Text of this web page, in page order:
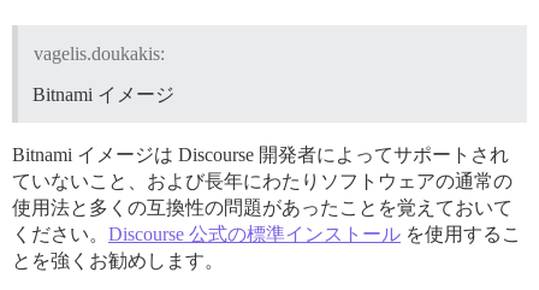
vagelis.doukakis:
Bitnami イメージ
Bitnami イメージは Discourse 開発者によってサポートされ
ていないこと、および長年にわたりソフトウェアの通常の
使用法と多くの互換性の問題があったことを覚えておいて
ください。 Discourse 公式の標準インストール を使用するこ
とを強くお勧めします。